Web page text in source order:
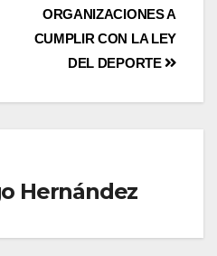
ORGANIZACIONES A
CUMPLIR CON LA LEY
DEL DEPORTE
Hernández